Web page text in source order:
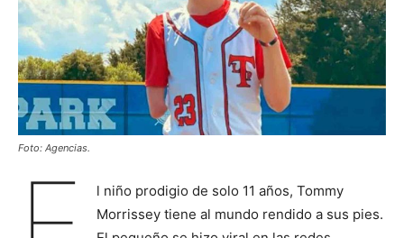
Foto: Agencias.
l niño prodigio de solo 11 años, Tommy
Morrissey tiene al mundo rendido a sus pies.